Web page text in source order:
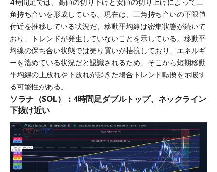
4時間足では、高値の切り下げと安値の切り上げによって三
角持ち合いを形成している。現在は、三角持ち合いの下限値
付近を推移している状況だ。移動平均線は密集状態が続いて
おり、トレンドが発生していないことを示している。移動平
均線の保ち合い状態では売り買いが拮抗しており、エネルギ
ーを溜めている状況だと認識されるため、そこから短期移動
平均線の上放れや下放れが起きた場合トレンド転換を示唆す
る可能性がある。
ソラナ（SOL）：4時間足ダブルトップ、ネックライン
下抜け近い